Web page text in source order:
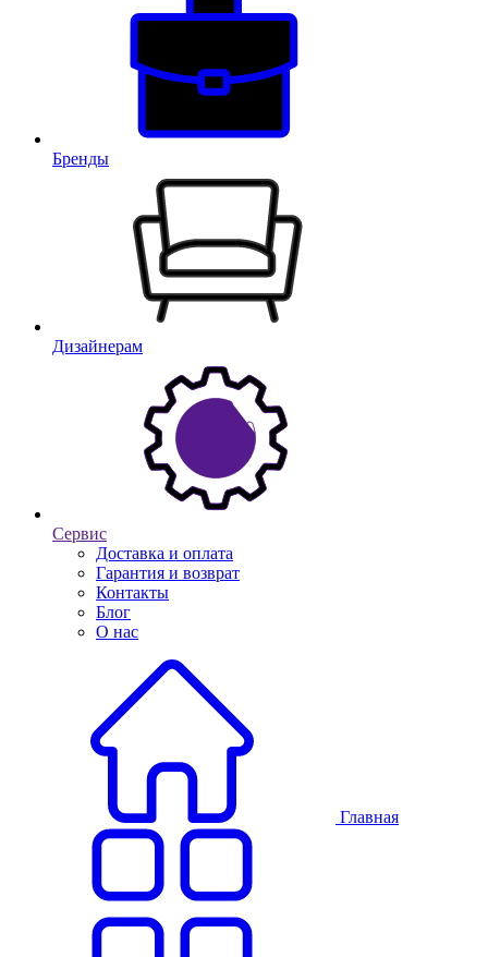
Бренды
Дизайнерам
Сервис
Доставка и оплата
Гарантия и возврат
Контакты
Блог
О нас
Главная